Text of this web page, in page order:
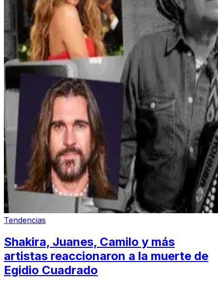
Tendencias
Shakira, Juanes, Camilo y más
artistas reaccionaron a la muerte de
Egidio Cuadrado